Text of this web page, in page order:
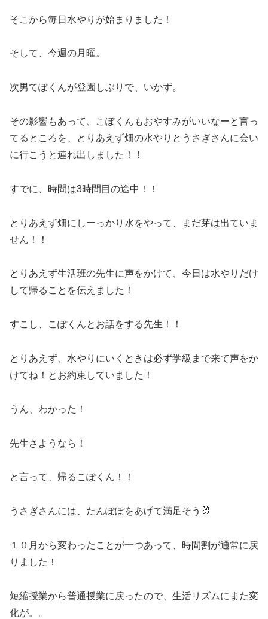
そこから毎日水やりが始まりました！
そして、今週の月曜。
次男てぽくんが登園しぶりで、いかず。
その影響もあって、こぽくんもおやすみがいいなーと言っ
てるところを、とりあえず畑の水やりとうさぎさんに会い
に行こうと連れ出しました！！
すでに、時間は3時間目の途中！！
とりあえず畑にしーっかり水をやって、まだ芽は出ていま
せん！！
とりあえず生活班の先生に声をかけて、今日は水やりだけ
して帰ることを伝えました！
すこし、こぽくんとお話をする先生！！
とりあえず、水やりにいくときは必ず学級まで来て声をか
けてね！とお約束していました！
うん、わかった！
先生さようなら！
と言って、帰るこぽくん！！
うさぎさんには、たんぽぽをあげて満足そう🐰
１０月から変わったことが一つあって、時間割が通常に戻
りました！
短縮授業から普通授業に戻ったので、生活リズムにまた変
化が。。